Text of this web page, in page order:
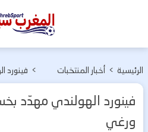
المغرب
الرئيسية > أخبار المنتخبات
> فينورد
فينورد الهولندي مهدّد
ورغي